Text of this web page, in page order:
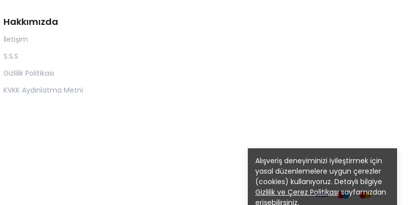
Alışveriş deneyiminizi iyileştirmek için
yasal düzenlemelere uygun çerezler
(cookies) kullanıyoruz. Detaylı bilgiye
Gizlilik ve Çerez Politikasısayfamızdan
erişebilirsiniz.
Hakkımızda
İletişim
S.S.S
Gizlilik Politikası
KVKK Aydınlatma Metni